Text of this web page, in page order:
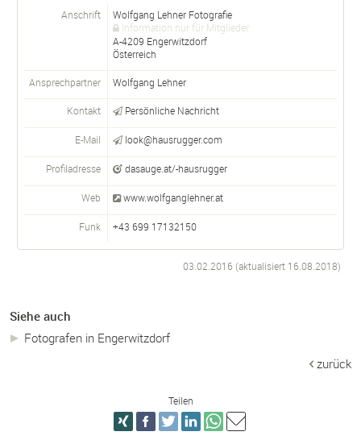
Anschrift
Wolfgang Lehner Fotografie
Information nur für Mitglieder
A-4209 Engerwitzdorf
Österreich
Ansprechpartner Wolfgang Lehner
Kontakt Persönliche Nachricht
E-Mail look@hausrugger.com
Profiladresse dasauge.at/-hausrugger
Web www.wolfganglehner.at
Funk +43 699 17132150
03.02.2016 (aktualisiert 16.08.2018)
Siehe auch
Fotografen in Engerwitzdorf
zurück
Teilen